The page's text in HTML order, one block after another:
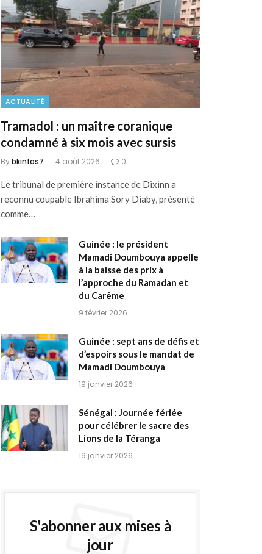
ACTUALITÉ
Tramadol : un maître coranique
condamné à six mois avec sursis
Bybkinfos7 4 août 2026 0
Le tribunal de première instance de Dixinn a
reconnu coupable Ibrahima Sory Diaby, présenté
comme…
Guinée : le président
Mamadi Doumbouya appelle
à la baisse des prix à
l’approche du Ramadan et
du Carême
9 février 2026
Guinée : sept ans de défis et
d’espoirs sous le mandat de
Mamadi Doumbouya
19 janvier 2026
Sénégal : Journée fériée
pour célébrer le sacre des
Lions de la Téranga
19 janvier 2026
S'abonner aux mises à
jour